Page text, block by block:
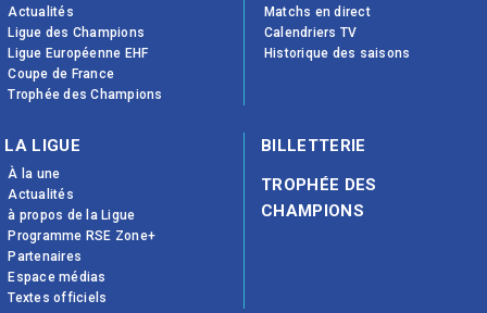
Actualités
Ligue des Champions
Ligue Européenne EHF
Coupe de France
Trophée des Champions
Matchs en direct
Calendriers TV
Historique des saisons
LA LIGUE
À la une
Actualités
à propos de la Ligue
Programme RSE Zone+
Partenaires
Espace médias
Textes officiels
BILLETTERIE
TROPHÉE DES
CHAMPIONS